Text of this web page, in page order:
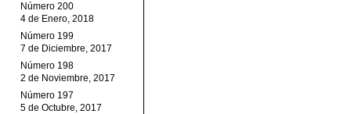
Número 200
4 de Enero, 2018
Número 199
7 de Diciembre, 2017
Número 198
2 de Noviembre, 2017
Número 197
5 de Octubre, 2017